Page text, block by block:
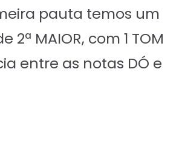
pauta temos um
2ª MAIOR, com 1 TOM
entre as notas DÓ e